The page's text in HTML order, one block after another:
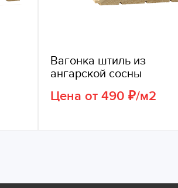
Вагонка штиль из
ангарской сосны
Цена от 490 ₽/м2